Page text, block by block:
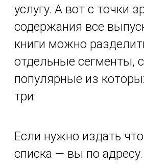
услугу. А вот с точки
содержания все
книги можно
отдельные сегменты,
популярные из
три:
Если нужно издать
списка — вы по